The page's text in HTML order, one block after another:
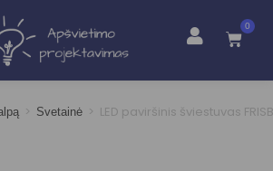
0
> Svetainė > LED paviršinis šviestuvas